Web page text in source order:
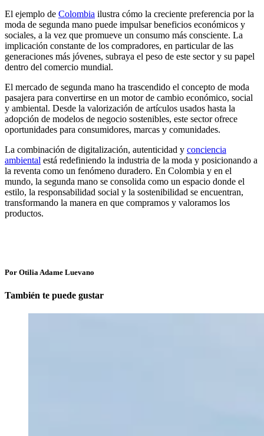
El ejemplo de Colombia ilustra cómo la creciente preferencia por la
moda de segunda mano puede impulsar beneficios económicos y
sociales, a la vez que promueve un consumo más consciente. La
implicación constante de los compradores, en particular de las
generaciones más jóvenes, subraya el peso de este sector y su papel
dentro del comercio mundial.
El mercado de segunda mano ha trascendido el concepto de moda
pasajera para convertirse en un motor de cambio económico, social
y ambiental. Desde la valorización de artículos usados hasta la
adopción de modelos de negocio sostenibles, este sector ofrece
oportunidades para consumidores, marcas y comunidades.
La combinación de digitalización, autenticidad y conciencia
ambiental está redefiniendo la industria de la moda y posicionando a
la reventa como un fenómeno duradero. En Colombia y en el
mundo, la segunda mano se consolida como un espacio donde el
estilo, la responsabilidad social y la sostenibilidad se encuentran,
transformando la manera en que compramos y valoramos los
productos.
Por Otilia Adame Luevano
También te puede gustar